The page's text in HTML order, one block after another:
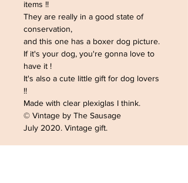
items !!
They are really in a good state of
conservation,
and this one has a boxer dog picture.
If it's your dog, you're gonna love to
have it !
It's also a cute little gift for dog lovers
!!
Made with clear plexiglas I think.
© Vintage by The Sausage
July 2020. Vintage gift.